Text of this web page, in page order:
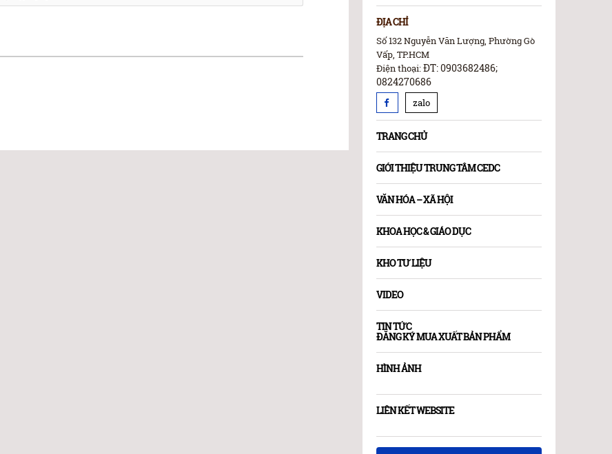
ĐỊA CHỈ
Số 132 Nguyễn Văn Lượng, Phường Gò
Vấp, TP.HCM
Điện thoại:ĐT: 0903682486;
0824270686
zalo
TRANG CHỦ
GIỚI THIỆU TRUNG TÂM CEDC
VĂN HÓA – XÃ HỘI
KHOA HỌC & GIÁO DỤC
KHO TƯ LIỆU
VIDEO
TIN TỨC
ĐĂNG KÝ MUA XUẤT BẢN PHẨM
HÌNH ẢNH
LIÊN KẾT WEBSITE